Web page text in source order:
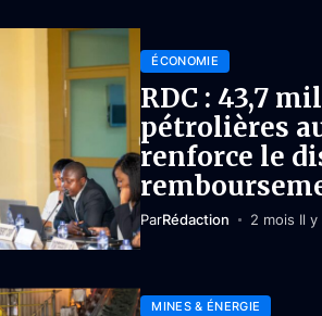
ÉCONOMIE
RDC : 43,7
pétrolières
renforce le
ParRédaction 2 mois Il y
MINES & ÉNERGIE